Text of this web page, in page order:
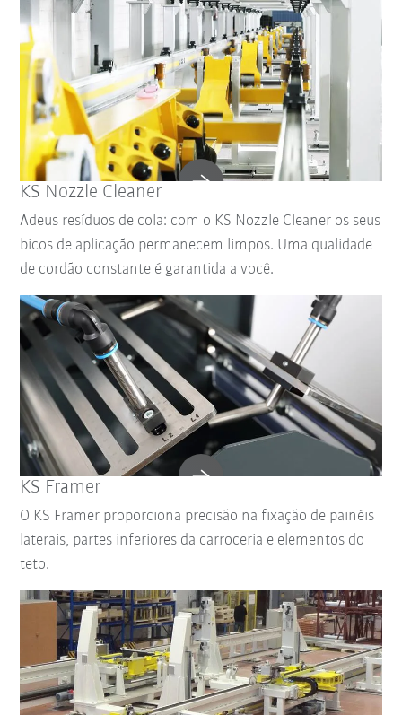
KS Nozzle Cleaner
Adeus resíduos de cola: com o KS Nozzle Cleaner os seus
bicos de aplicação permanecem limpos. Uma qualidade
de cordão constante é garantida a você.
KS Framer
O KS Framer proporciona precisão na fixação de painéis
laterais, partes inferiores da carroceria e elementos do
teto.